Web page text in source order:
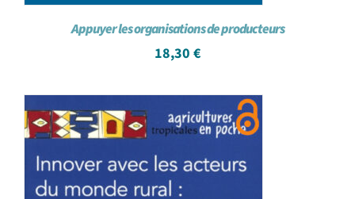
Appuyer les organisations de producteurs
18,30 €